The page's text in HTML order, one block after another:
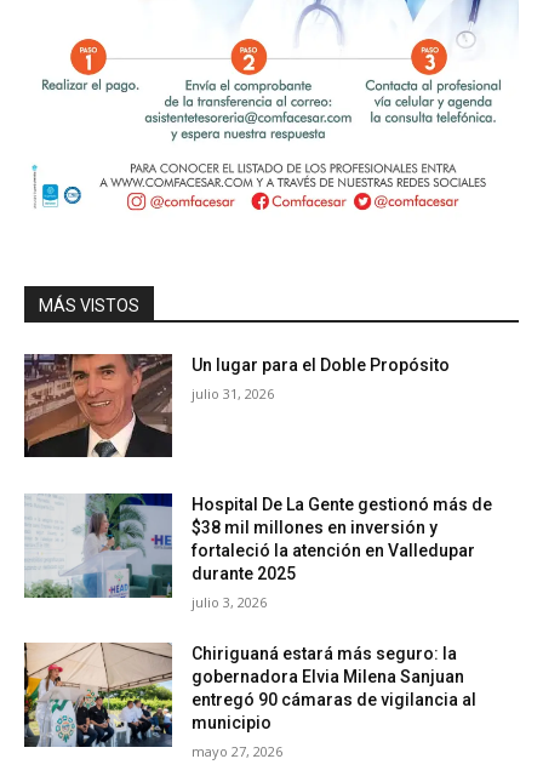
MÁS VISTOS
Un lugar para el Doble Propósito
julio 31, 2026
Hospital De La Gente gestionó más de
$38 mil millones en inversión y
fortaleció la atención en Valledupar
durante 2025
julio 3, 2026
Chiriguaná estará más seguro: la
gobernadora Elvia Milena Sanjuan
entregó 90 cámaras de vigilancia al
municipio
mayo 27, 2026